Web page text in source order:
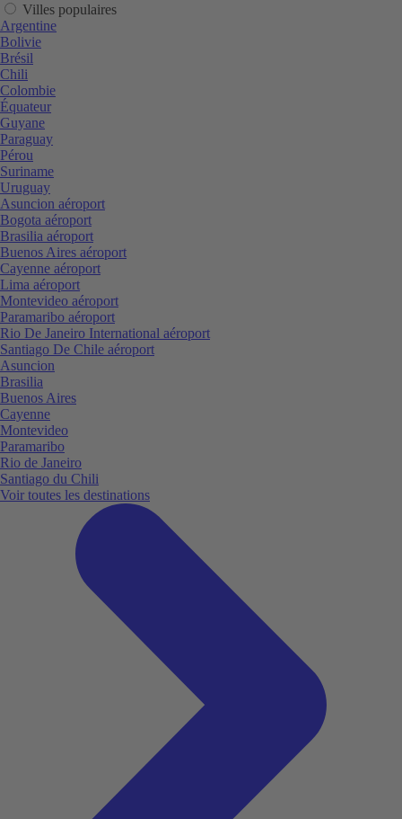
Villes populaires
Argentine
Bolivie
Brésil
Chili
Colombie
Équateur
Guyane
Paraguay
Pérou
Suriname
Uruguay
Asuncion aéroport
Bogota aéroport
Brasilia aéroport
Buenos Aires aéroport
Cayenne aéroport
Lima aéroport
Montevideo aéroport
Paramaribo aéroport
Rio De Janeiro International aéroport
Santiago De Chile aéroport
Asuncion
Brasilia
Buenos Aires
Cayenne
Montevideo
Paramaribo
Rio de Janeiro
Santiago du Chili
Voir toutes les destinations